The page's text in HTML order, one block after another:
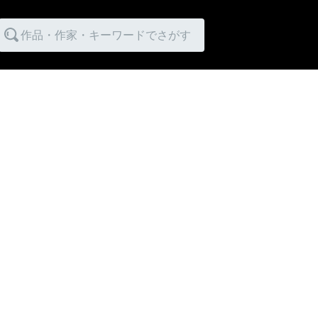
作品・作家・キーワードでさがす